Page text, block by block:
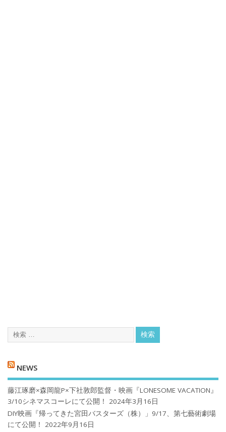
NEWS
藤江琢磨×森岡龍P×下社敦郎監督・映画『LONESOME VACATION』
3/10シネマスコーレにて公開！
2024年3月16日
DIY映画『帰ってきた宮田バスターズ（株）」9/17、第七藝術劇場
にて公開！
2022年9月16日